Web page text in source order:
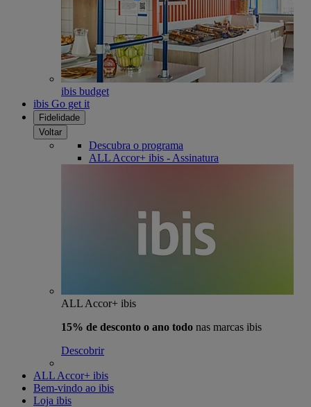
ibis budget
ibis Go get it
Fidelidade
Voltar
Descubra o programa
ALL Accor+ ibis - Assinatura
ALL Accor+ ibis
15% de desconto o ano todo nas marcas ibis
Descobrir
ALL Accor+ ibis
Bem-vindo ao ibis
Loja ibis